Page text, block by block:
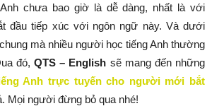
chưa bao giờ là dễ dàng, nhất là với
đầu tiếp xúc với ngôn ngữ này. Và dưới
mà nhiều người học tiếng Anh thường
đó, QTS – English sẽ mang đến những
Anh trực tuyến cho người mới bắt
Mọi người đừng bỏ qua nhé!